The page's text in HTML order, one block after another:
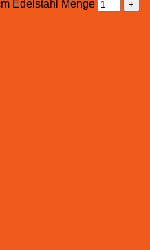
Edelstahl Menge